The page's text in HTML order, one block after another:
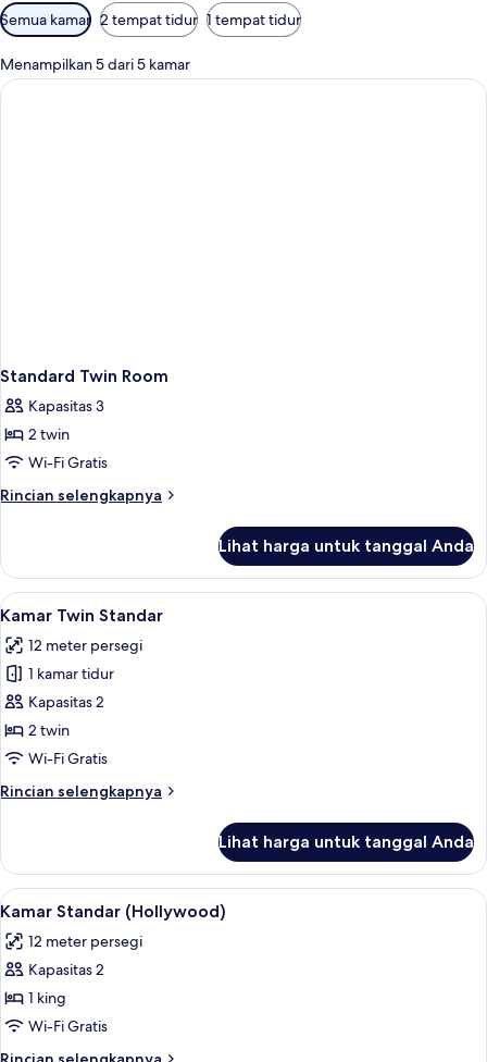
Filter
tersedia
untuk
kamar
Semua kamar 2 tempat tidur 1 tempat tidur
Menampilkan 5 dari 5 kamar
Standard Twin Room
Kapasitas 3
2 twin
Wi-Fi Gratis
Rincian selengkapnya
Rincian
Standard
Twin
Room
Lihat harga untuk tanggal Anda
Lihat
semua
foto
untuk
Kamar
Twin
Standar
Meja kerja, kedap suara, Wi-Fi gratis,
4
Kamar Twin Standar
12 meter persegi
1 kamar tidur
Kapasitas 2
2 twin
Wi-Fi Gratis
Rincian selengkapnya
Rincian
Kamar
Twin
Standar
Lihat harga untuk tanggal Anda
Lihat
semua
foto
untuk
Kamar
Standar
(Hollywood)
Meja kerja, kedap suara, Wi-Fi gratis,
4
Kamar Standar (Hollywood)
12 meter persegi
Kapasitas 2
1 king
Wi-Fi Gratis
Rincian